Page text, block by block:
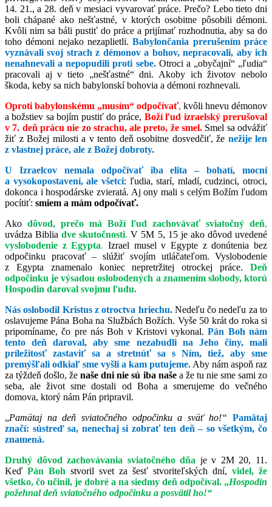
14. 21., a 28. deň v mesiaci vyvarovať práce. Prečo? Lebo tieto dni
boli chápané ako nešťastné, v ktorých osobitne pôsobili démoni.
Kvôli nim sa báli pustiť do práce a prijímať rozhodnutia, aby sa do
toho démoni nejako nezaplietli.Babylončania prerušením práce
vyznávali svoj strach z démonov a bohov, nepracovali, aby ich
nenahnevali a nepopudili proti sebe. Otroci a „obyčajní“ „ľudia“
pracovali aj v tieto „nešťastné“ dni. Akoby ich životov nebolo
škoda, keby sa nich babylonskí bohovia a démoni rozhnevali.
Oproti babylonskému „musím“ odpočívať, kvôli hnevu démonov
a božstiev sa bojím pustiť do práce, Boží ľud izraelský prerušoval
v 7. deň prácu nie zo strachu, ale preto, že smel. Smel sa odvážiť
žiť z Božej milosti a v tento deň osobitne dosvedčiť, že nežije len
z vlastnej práce, ale z Božej dobroty.
U Izraelcov nemala odpočívať iba elita – bohatí, mocní
a vysokopostavení, ale všetci: ľudia, starí, mladí, cudzinci, otroci,
dokonca i hospodárske zvieratá. Aj ony mali s celým Božím ľudom
pocítiť: smiem a mám odpočívať.
Ako dôvod, prečo má Boží ľud zachovávať sviatočný deň,
uvádza Bibliadve skutočnosti.V 5M 5, 15 je ako dôvod uvedené
vyslobodenie z Egypta. Izrael musel v Egypte z donútenia bez
odpočinku pracovať – slúžiť svojím utláčateľom. Vyslobodenie
z Egypta znamenalo koniec nepretržitej otrockej práce. Deň
odpočinku je výsadou oslobodených a znamením slobody, ktorú
Hospodin daroval svojmu ľudu.
Nás oslobodil Kristus z otroctva hriechu. Nedeľu čo nedeľu za to
oslavujeme Pána Boha na Službách Božích. Vyše 50 krát do roka si
pripomíname, čo pre nás Boh v Kristovi vykonal.Pán Boh nám
tento deň daroval, aby sme nezabudli na Jeho činy, mali
príležitosť zastaviť sa a stretnúť sa s Ním, tiež, aby sme
premýšľali odkiaľ sme vyšli a kam putujeme. Aby nám aspoň raz
za týždeň došlo, ženaše dni nie sú iba našea že tu nie sme sami zo
seba, ale život sme dostali od Boha a smerujeme do večného
domova, ktorý nám Pán pripravil.
„Pamätaj na deň sviatočného odpočinku a sväť ho!“ Pamätaj
značí: sústreď sa, nenechaj si zobrať ten deň – so všetkým, čo
znamená.
Druhý dôvod zachovávania sviatočného dňa je v 2M 20, 11.
Keď Pán Boh stvoril svet za šesť stvoriteľských dní, videl, že
všetko, čo učinil, je dobré a na siedmy deň odpočíval. „Hospodin
požehnal deň sviatočného odpočinku a posvätil ho!“